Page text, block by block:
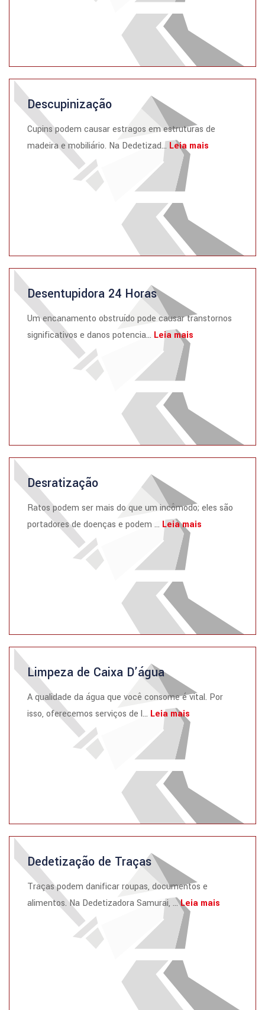
Descupinização
Cupins podem causar estragos em estruturas de
madeira e mobiliário. Na Dedetizad... Leia mais
Desentupidora 24 Horas
Um encanamento obstruído pode causar transtornos
significativos e danos potencia... Leia mais
Desratização
Ratos podem ser mais do que um incômodo; eles são
portadores de doenças e podem ... Leia mais
Limpeza de Caixa D’água
A qualidade da água que você consome é vital. Por
isso, oferecemos serviços de l... Leia mais
Dedetização de Traças
Traças podem danificar roupas, documentos e
alimentos. Na Dedetizadora Samurai, ...Leia mais